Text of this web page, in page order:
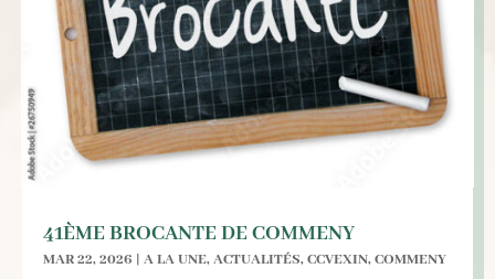
41ÈME BROCANTE DE COMMENY
MAR 22, 2026 | A LA UNE,ACTUALITÉS,CCVEXIN,COMMENY